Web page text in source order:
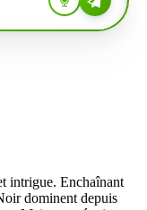
intrigue. Enchaînant
dominent depuis